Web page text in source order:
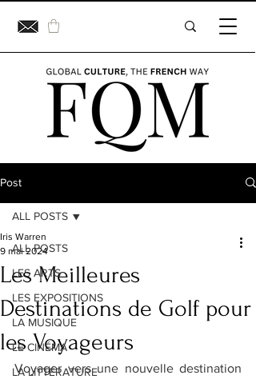
Post
ALL POSTS
LES ARTS
LES EXPOSITIONS
LA MUSIQUE
LE CINÉMA
LA LITTÉRATURE
ALL POSTS
Les Meilleures
Destinations de Golf pour
les Voyageurs
Iris Warren
9 mai 2024
Voyager vers une nouvelle destination